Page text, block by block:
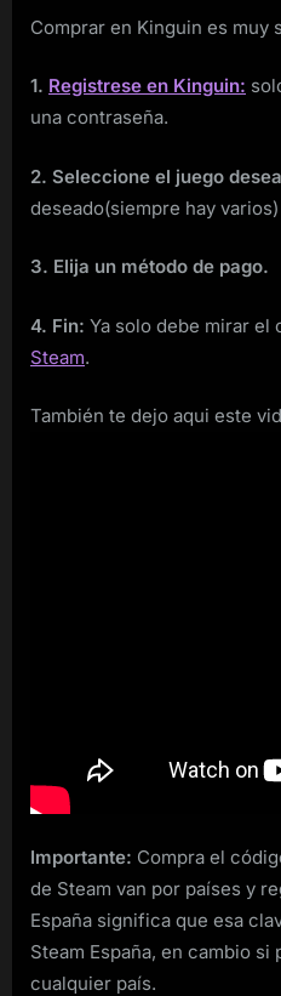
Comprar en Kinguin es muy
1. Registrese en Kinguin:
una contraseña.
2. Seleccione el juego
deseado(siempre hay
3. Elija un método de pago.
4. Fin: Ya solo debe mirar el
Steam.
También te dejo aqui este
Importante: Compra el
de Steam van por países y
España significa que esa
Steam España, en cambio si
cualquier país.